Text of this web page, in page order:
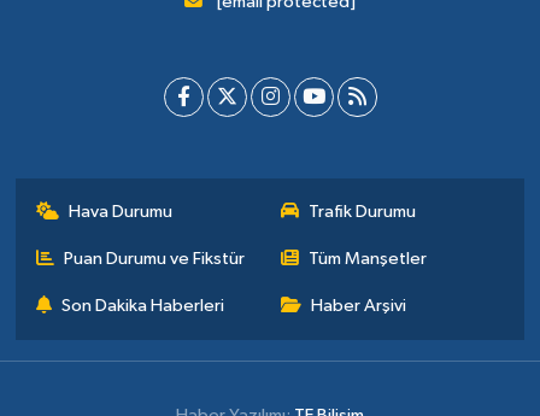
Hava Durumu Trafik Durumu
Puan Durumu ve Fikstür Tüm Manşetler
Son Dakika Haberleri Haber Arşivi